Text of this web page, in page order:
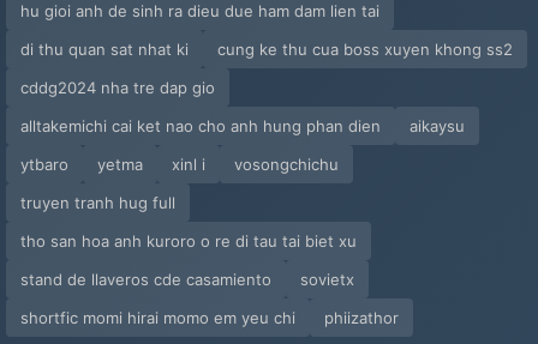
hu gioi anh de sinh ra dieu due ham dam lien tai
di thu quan sat nhat ki
cung ke thu cua boss xuyen khong ss2
cddg2024 nha tre dap gio
alltakemichi cai ket nao cho anh hung phan dien
aikaysu
ytbaro
yetma xinl i
vosongchichu
truyen tranh hug full
tho san hoa anh kuroro o re di tau tai biet xu
stand de llaveros cde casamiento
sovietx
shortfic momi hirai momo em yeu chi
phiizathor